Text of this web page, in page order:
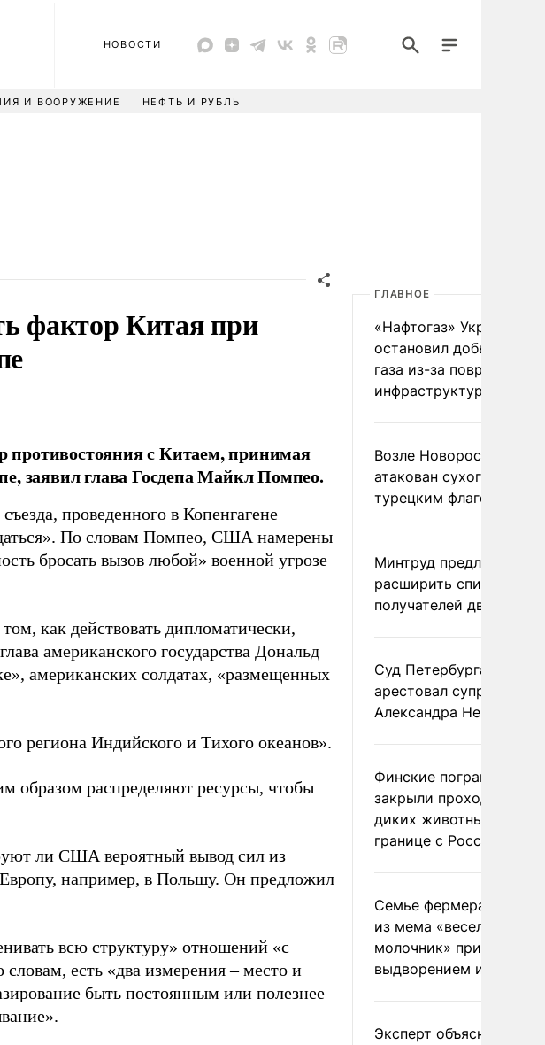
НОВОСТИ
И ВООРУЖЕНИЕ НЕФТЬ И РУБЛЬ
фактор Китая при
противостояния с Китаем, принимая
заявил глава Госдепа Майкл Помпео.
проведенного в Копенгагене
По словам Помпео, США намерены
бросать вызов любой» военной угрозе
как действовать дипломатически,
американского государства Дональд
американских солдатах, «размещенных
региона Индийского и Тихого океанов».
образом распределяют ресурсы, чтобы
ли США вероятный вывод сил из
например, в Польшу. Он предложил
всю структуру» отношений «с
есть «два измерения – место и
быть постоянным или полезнее
ГЛАВНОЕ
«Нафтогаз» Украины
остановил добычу
газа из-за повреждения
инфраструктуры
Возле Новороссийска
атакован сухогруз под
турецким флагом
Минтруд предложил
расширить список
получателей двух
Суд Петербурга заочно
арестовал супругу
Александра Невзорова
Финские пограничники
закрыли проходы для
диких животных на
границе с Россией
Семье фермера
из мема «веселый
молочник» пригрозили
выдворением из
Эксперт объяснил